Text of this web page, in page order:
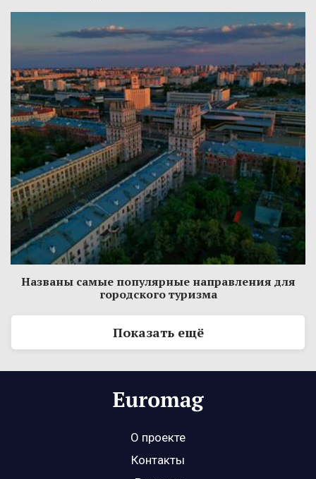
Названы самые популярные направления для
городского туризма
Показать ещё
О проекте
Контакты